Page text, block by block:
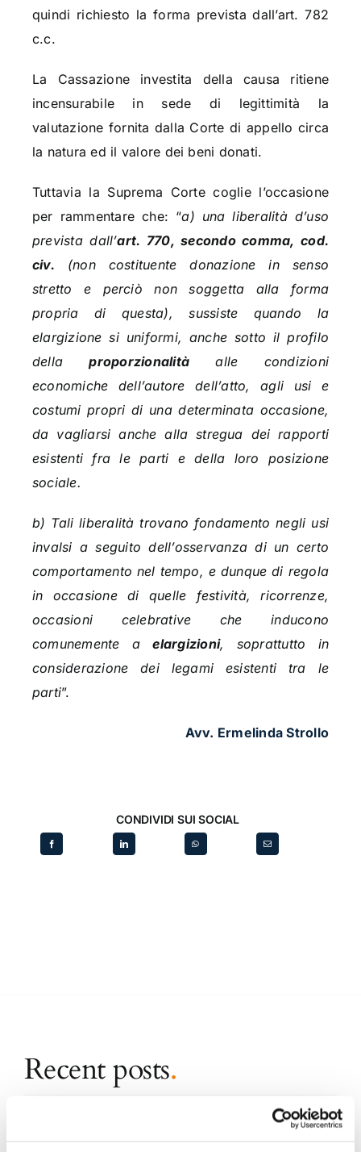
quindi richiesto la forma prevista dall’art. 782
c.c.
La Cassazione investita della causa ritiene
incensurabile in sede di legittimità la
valutazione fornita dalla Corte di appello circa
la natura ed il valore dei beni donati.
Tuttavia la Suprema Corte coglie l’occasione
per rammentare che: “a) una liberalità d’uso
prevista dall’art. 770, secondo comma, cod.
civ. (non costituente donazione in senso
stretto e perciò non soggetta alla forma
propria di questa), sussiste quando la
elargizione si uniformi, anche sotto il profilo
dellaproporzionalità alle condizioni
economiche dell’autore dell’atto, agli usi e
costumi propri di una determinata occasione,
da vagliarsi anche alla stregua dei rapporti
esistenti fra le parti e della loro posizione
sociale.
b) Tali liberalità trovano fondamento negli usi
invalsi a seguito dell’osservanza di un certo
comportamento nel tempo, e dunque di regola
in occasione di quelle festività, ricorrenze,
occasioni celebrative che inducono
comunemente aelargizioni, soprattutto in
considerazione dei legami esistenti tra le
parti”.
Avv. Ermelinda Strollo
CONDIVIDI SUI SOCIAL
Recent posts.
Diritto civile, Michela Colitta, Sentenze Cassazione